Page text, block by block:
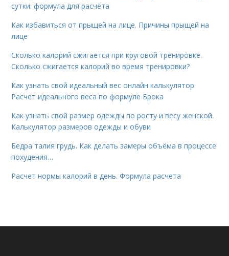
сутки: формула для расчёта
Как избавиться от прыщей на лице. Причины прыщей на
лице
Сколько калорий сжигается при круговой тренировке.
Сколько сжигается калорий во время тренировки?
Как узнать свой идеальный вес онлайн калькулятор.
Расчет идеального веса по формуле Брока
Как узнать свой размер одежды по росту и весу женской.
Калькулятор размеров одежды и обуви
Бедра талия грудь. Как делать замеры объёма в процессе
похудения…
Расчет нормы калорий в день. Формула расчета